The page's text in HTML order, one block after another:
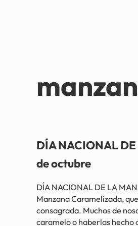
DÍA NACIONAL
de octubre
DÍA NACIONAL DE LA
Manzana Caramelizada,
consagrada. Muchos de
caramelo o haberlas hecho